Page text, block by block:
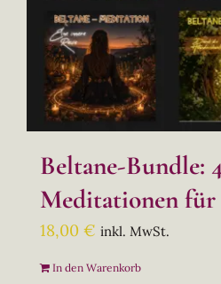
Beltane-Bundle:
Meditationen für
18,00 € inkl. MwSt.
In den Warenkorb